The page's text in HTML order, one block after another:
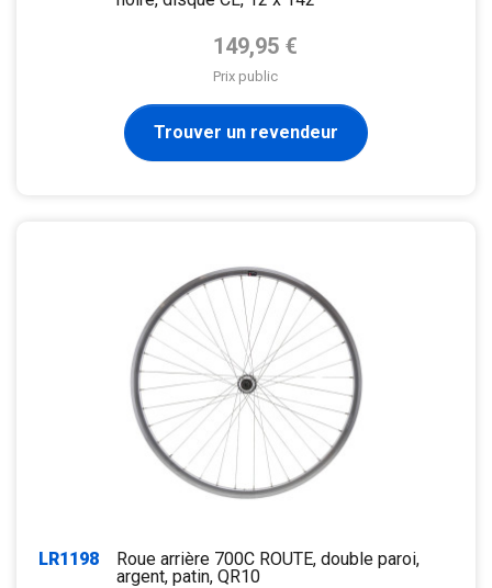
Prix de base
149,95 €
Prix public
Trouver un revendeur
LR1198
Roue arrière 700C ROUTE, double paroi,
argent, patin, QR10